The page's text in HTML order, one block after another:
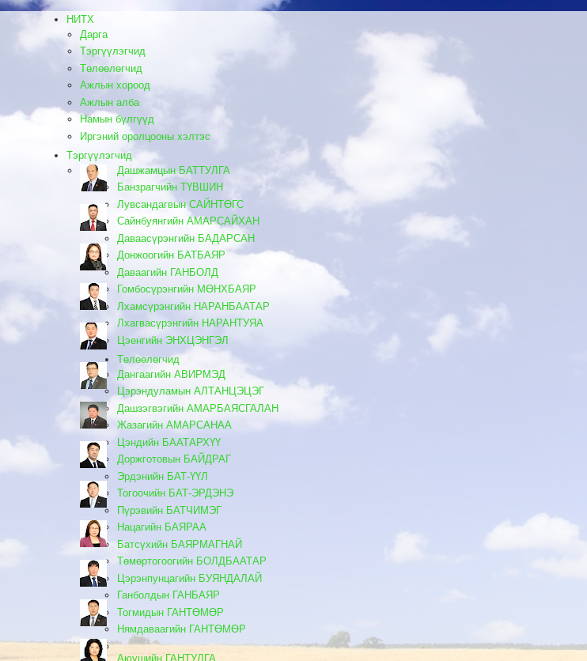
НИТХ
Дарга
Тэргүүлэгчид
Төлөөлөгчид
Ажлын хороод
Ажлын алба
Намын бүлгүүд
Иргэний оролцооны хэлтэс
Тэргүүлэгчид
Дашжамцын БАТТУЛГА
Банзрагчийн ТҮВШИН
Лувсандагвын САЙНТӨГС
Сайнбуянгийн АМАРСАЙХАН
Даваасүрэнгийн БАДАРСАН
Донжоогийн БАТБАЯР
Даваагийн ГАНБОЛД
Гомбосүрэнгийн МӨНХБАЯР
Лхамсүрэнгийн НАРАНБААТАР
Лхагвасүрэнгийн НАРАНТУЯА
Цэенгийн ЭНХЦЭНГЭЛ
Төлөөлөгчид
Дангаагийн АВИРМЭД
Цэрэндуламын АЛТАНЦЭЦЭГ
Дашзэгвэгийн АМАРБАЯСГАЛАН
Жазагийн АМАРСАНАА
Цэндийн БААТАРХҮҮ
Доржготовын БАЙДРАГ
Эрдэнийн БАТ-ҮҮЛ
Тогоочийн БАТ-ЭРДЭНЭ
Пүрэвийн БАТЧИМЭГ
Нацагийн БАЯРАА
Батсүхийн БАЯРМАГНАЙ
Төмөртогоогийн БОЛДБААТАР
Цэрэнпунцагийн БУЯНДАЛАЙ
Ганболдын ГАНБАЯР
Тогмидын ГАНТӨМӨР
Нямдаваагийн ГАНТӨМӨР
Аюушийн ГАНТУЛГА